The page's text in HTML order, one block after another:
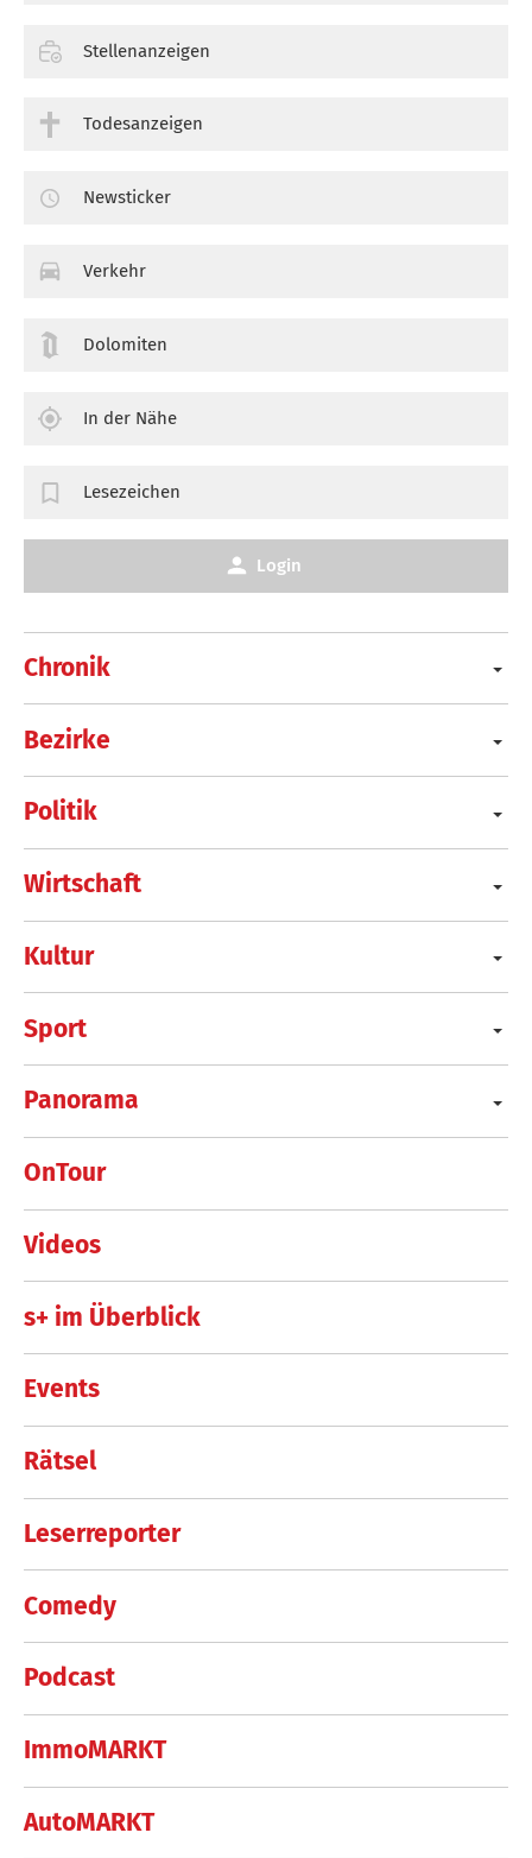
Chronik
Bezirke
Politik
Wirtschaft
Kultur
Sport
Panorama
OnTour
Videos
s+ im Überblick
Events
Rätsel
Leserreporter
Comedy
Podcast
ImmoMARKT
AutoMARKT
Stellenanzeigen
Todesanzeigen
Newsticker
Verkehr
Dolomiten
In der Nähe
Lesezeichen
Login